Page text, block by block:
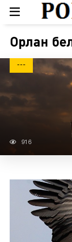
Орлан
---
916